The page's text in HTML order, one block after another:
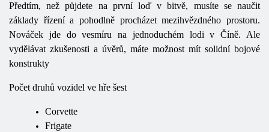
Předtím, než půjdete na první loď v bitvě, musíte se naučit
základy řízení a pohodlně procházet mezihvězdného prostoru.
Nováček jde do vesmíru na jednoduchém lodi v Číně. Ale
vydělávat zkušenosti a úvěrů, máte možnost mít solidní bojové
konstrukty
Počet druhů vozidel ve hře šest
Corvette
Frigate